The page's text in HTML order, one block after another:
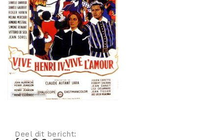
Romantische komedie
Thriller
Deel dit bericht: